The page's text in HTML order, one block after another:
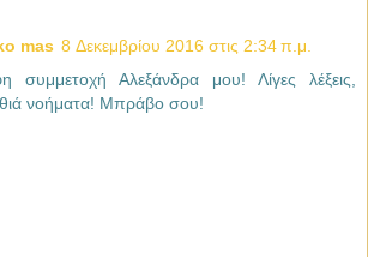
mas 8 Δεκεμβρίου 2016 στις 2:34 π.μ.
συμμετοχή Αλεξάνδρα μου! Λίγες λέξεις,
νοήματα! Μπράβο σου!